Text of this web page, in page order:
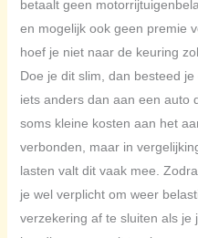
betaalt geen
en mogelijk ook geen premie
hoef je niet naar de keuring
Doe je dit slim, dan besteed
iets anders dan aan een auto
soms kleine kosten aan het
verbonden, maar in
lasten valt dit vaak mee.
je wel verplicht om weer
verzekering af te sluiten als je